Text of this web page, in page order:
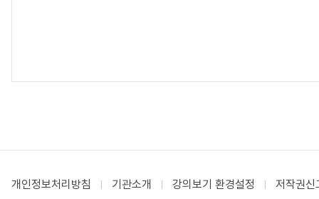
개인정보처리방침 기관소개 강의보기 환경설정 저작권신